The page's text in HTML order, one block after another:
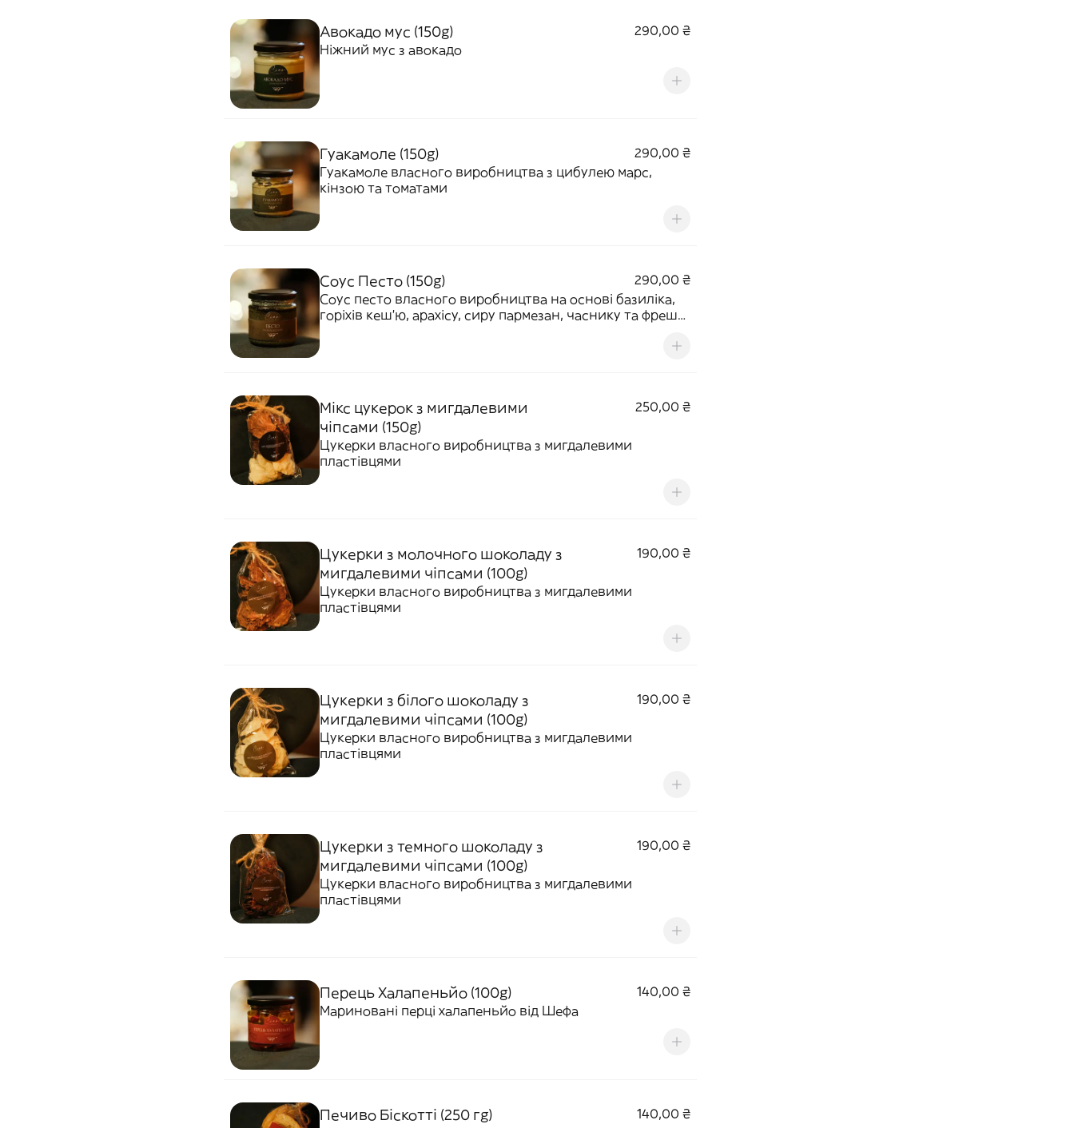
Авокадо мус (150g)
290,00 ₴
Ніжний мус з авокадо
Гуакамоле (150g)
290,00 ₴
Гуакамоле власного виробництва з цибулею марс,
кінзою та томатами
Соус Песто (150g)
290,00 ₴
Соус песто власного виробництва на основі базиліка,
горіхів кеш'ю, арахісу, сиру пармезан, часнику та фрешу
Мікс цукерок з мигдалевими
чіпсами (150g)
250,00 ₴
Цукерки власного виробництва з мигдалевими
пластівцями
Цукерки з молочного шоколаду з
мигдалевими чіпсами (100g)
190,00 ₴
Цукерки власного виробництва з мигдалевими
пластівцями
Цукерки з білого шоколаду з
мигдалевими чіпсами (100g)
190,00 ₴
Цукерки власного виробництва з мигдалевими
пластівцями
Цукерки з темного шоколаду з
мигдалевими чіпсами (100g)
190,00 ₴
Цукерки власного виробництва з мигдалевими
пластівцями
Перець Халапеньйо (100g)
140,00 ₴
Мариновані перці халапеньйо від Шефа
Печиво Біскотті (250 гg)
140,00 ₴